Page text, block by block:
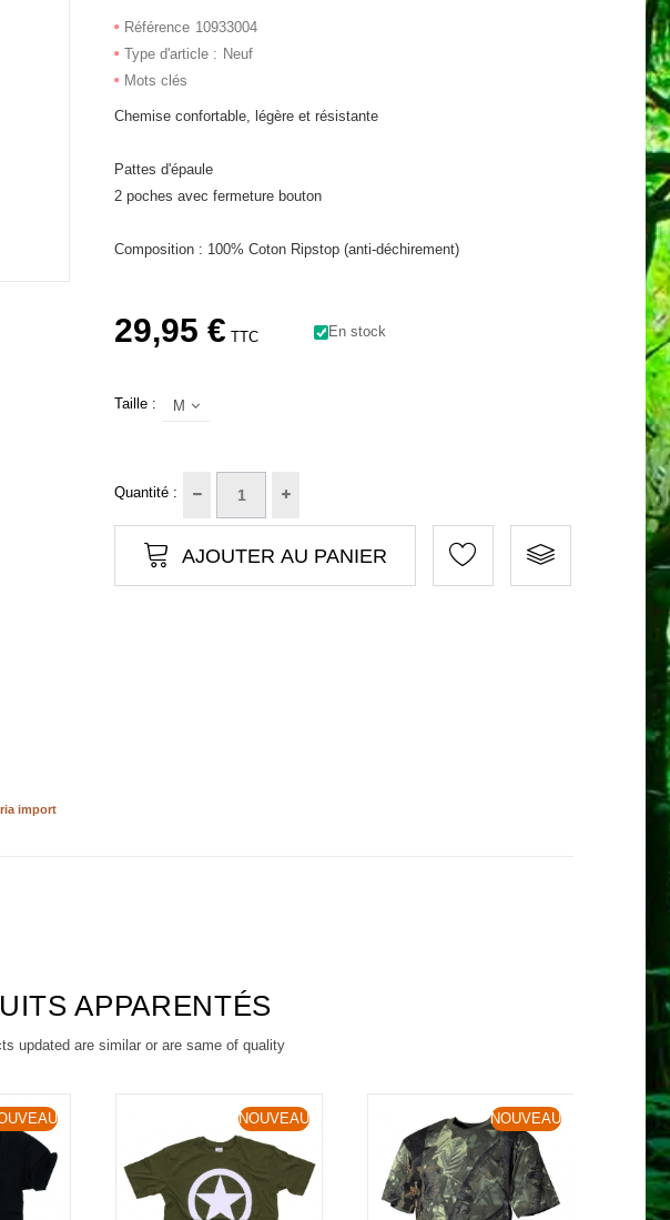
Référence 10933004
Type d'article : Neuf
Mots clés
Chemise confortable, légère et résistante
Pattes d'épaule
2 poches avec fermeture bouton
Composition : 100% Coton Ripstop (anti-déchirement)
29,95 € TTC En stock
Taille : M
Quantité :
AJOUTER AU PANIER
import
APPARENTÉS
updated are similar or are same of quality
NOUVEAU NOUVEAU